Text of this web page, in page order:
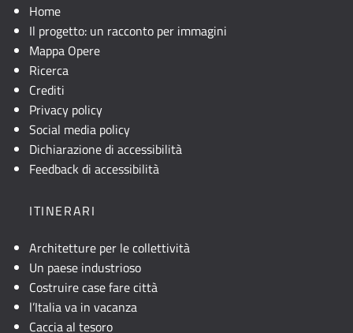
Home
Il progetto: un racconto per immagini
Mappa Opere
Ricerca
Crediti
Privacy policy
Social media policy
Dichiarazione di accessibilità
Feedback di accessibilità
ITINERARI
Architetture per le collettività
Un paese industrioso
Costruire case fare città
l’Italia va in vacanza
Caccia al tesoro